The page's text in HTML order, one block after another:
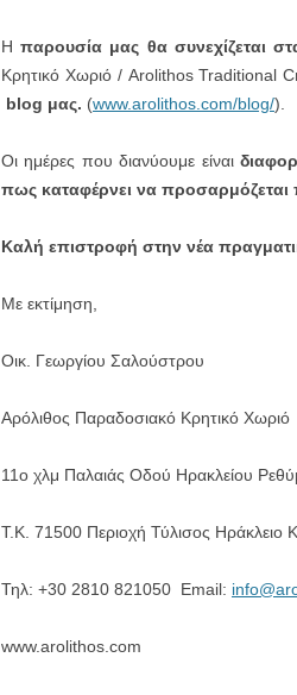
Ηπαρουσία μας θα συνεχίζεται
Κρητικό Χωριό / Arolithos Traditional
blog μας. (www.arolithos.com/blog/).
Οι ημέρες που διανύουμε είναι
πως καταφέρνει να προσαρμόζεται
Καλή επιστροφή στην νέα
Με εκτίμηση,
Οικ. Γεωργίου Σαλούστρου
Αρόλιθος Παραδοσιακό Κρητικό Χωριό
11ο χλμ Παλαιάς Οδού Ηρακλείου
Τ.Κ. 71500 Περιοχή Τύλισος Ηράκλειο
Τηλ: +30 2810 821050 Email:
www.arolithos.com